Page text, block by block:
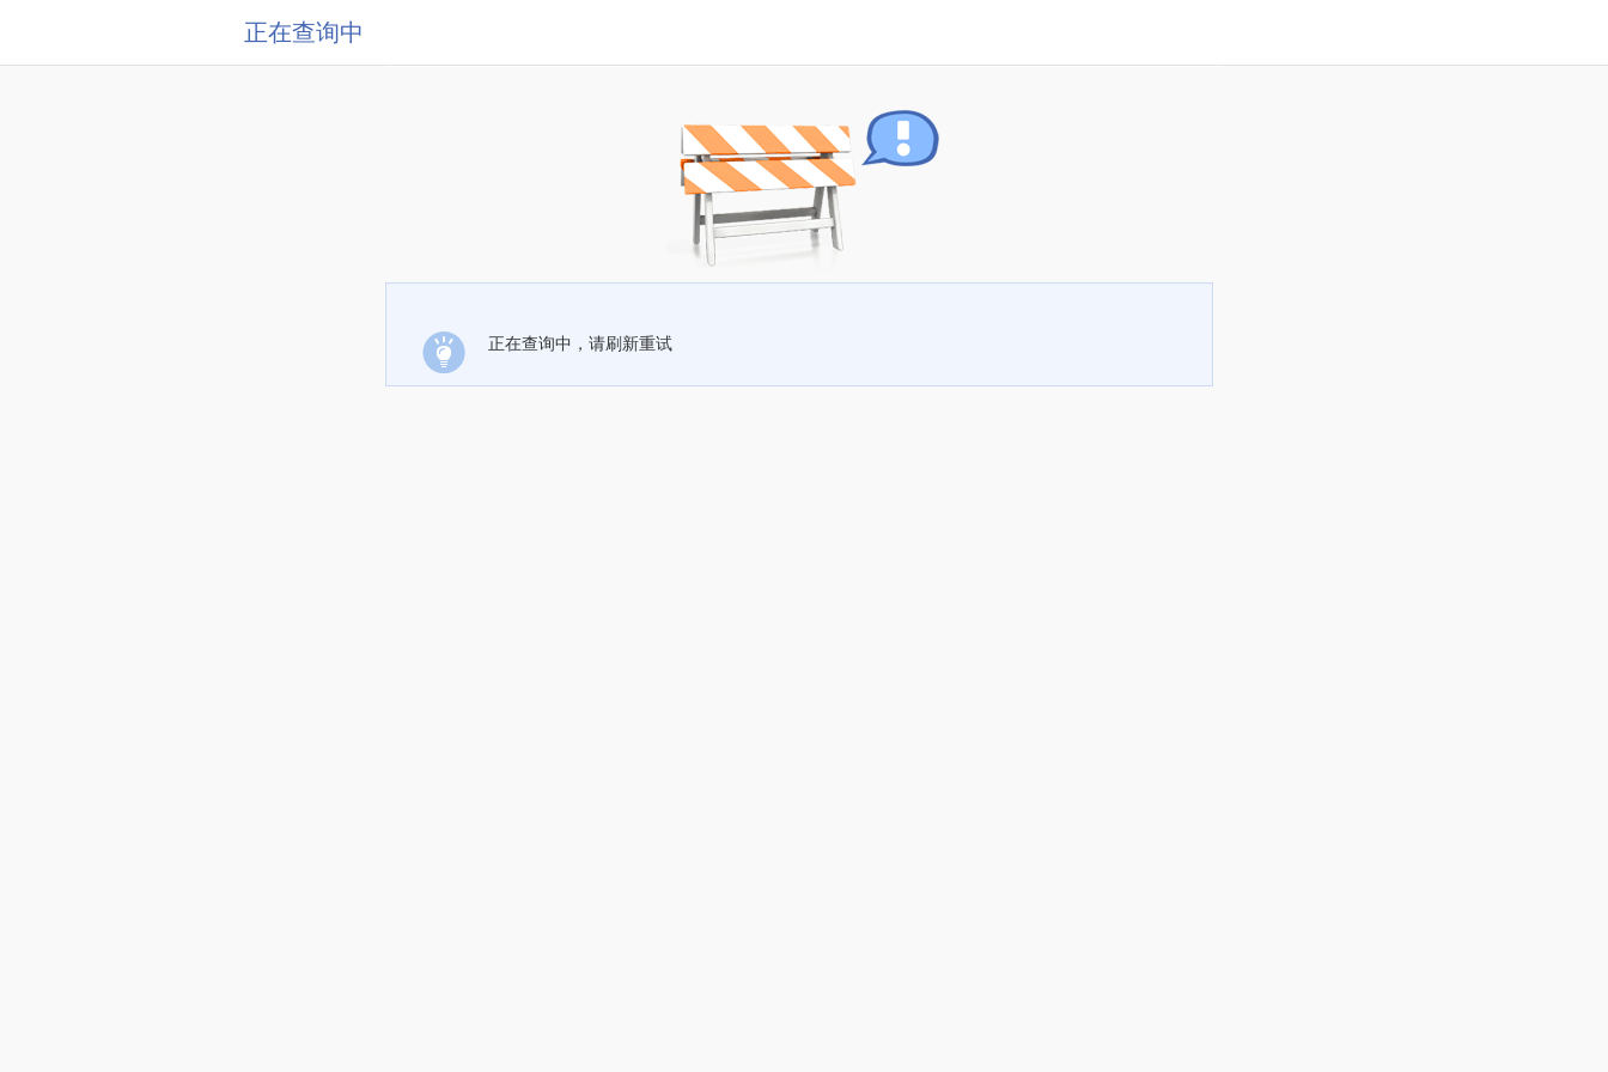
正在查询中
正在查询中，请刷新重试